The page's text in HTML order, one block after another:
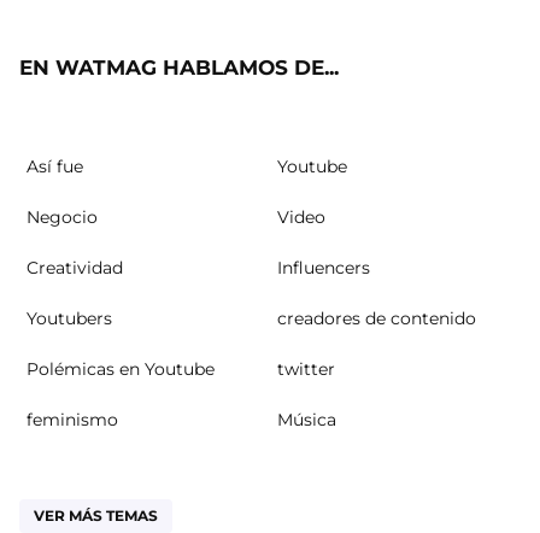
EN WATMAG HABLAMOS DE...
Así fue Youtube
Negocio Video
Creatividad Influencers
Youtubers creadores de contenido
Polémicas en Youtube twitter
feminismo Música
VER MÁS TEMAS